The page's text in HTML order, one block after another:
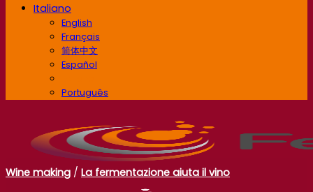
Italiano
English
Français
简体中文
Español
Português
Wine making / La fermentazione aiuta il vino